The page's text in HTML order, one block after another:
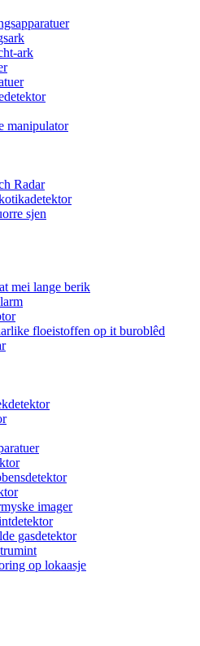
ark
manipulator
Radar
sjen
mei lange berik
floeistoffen op it buroblêd
imager
gasdetektor
op lokaasje